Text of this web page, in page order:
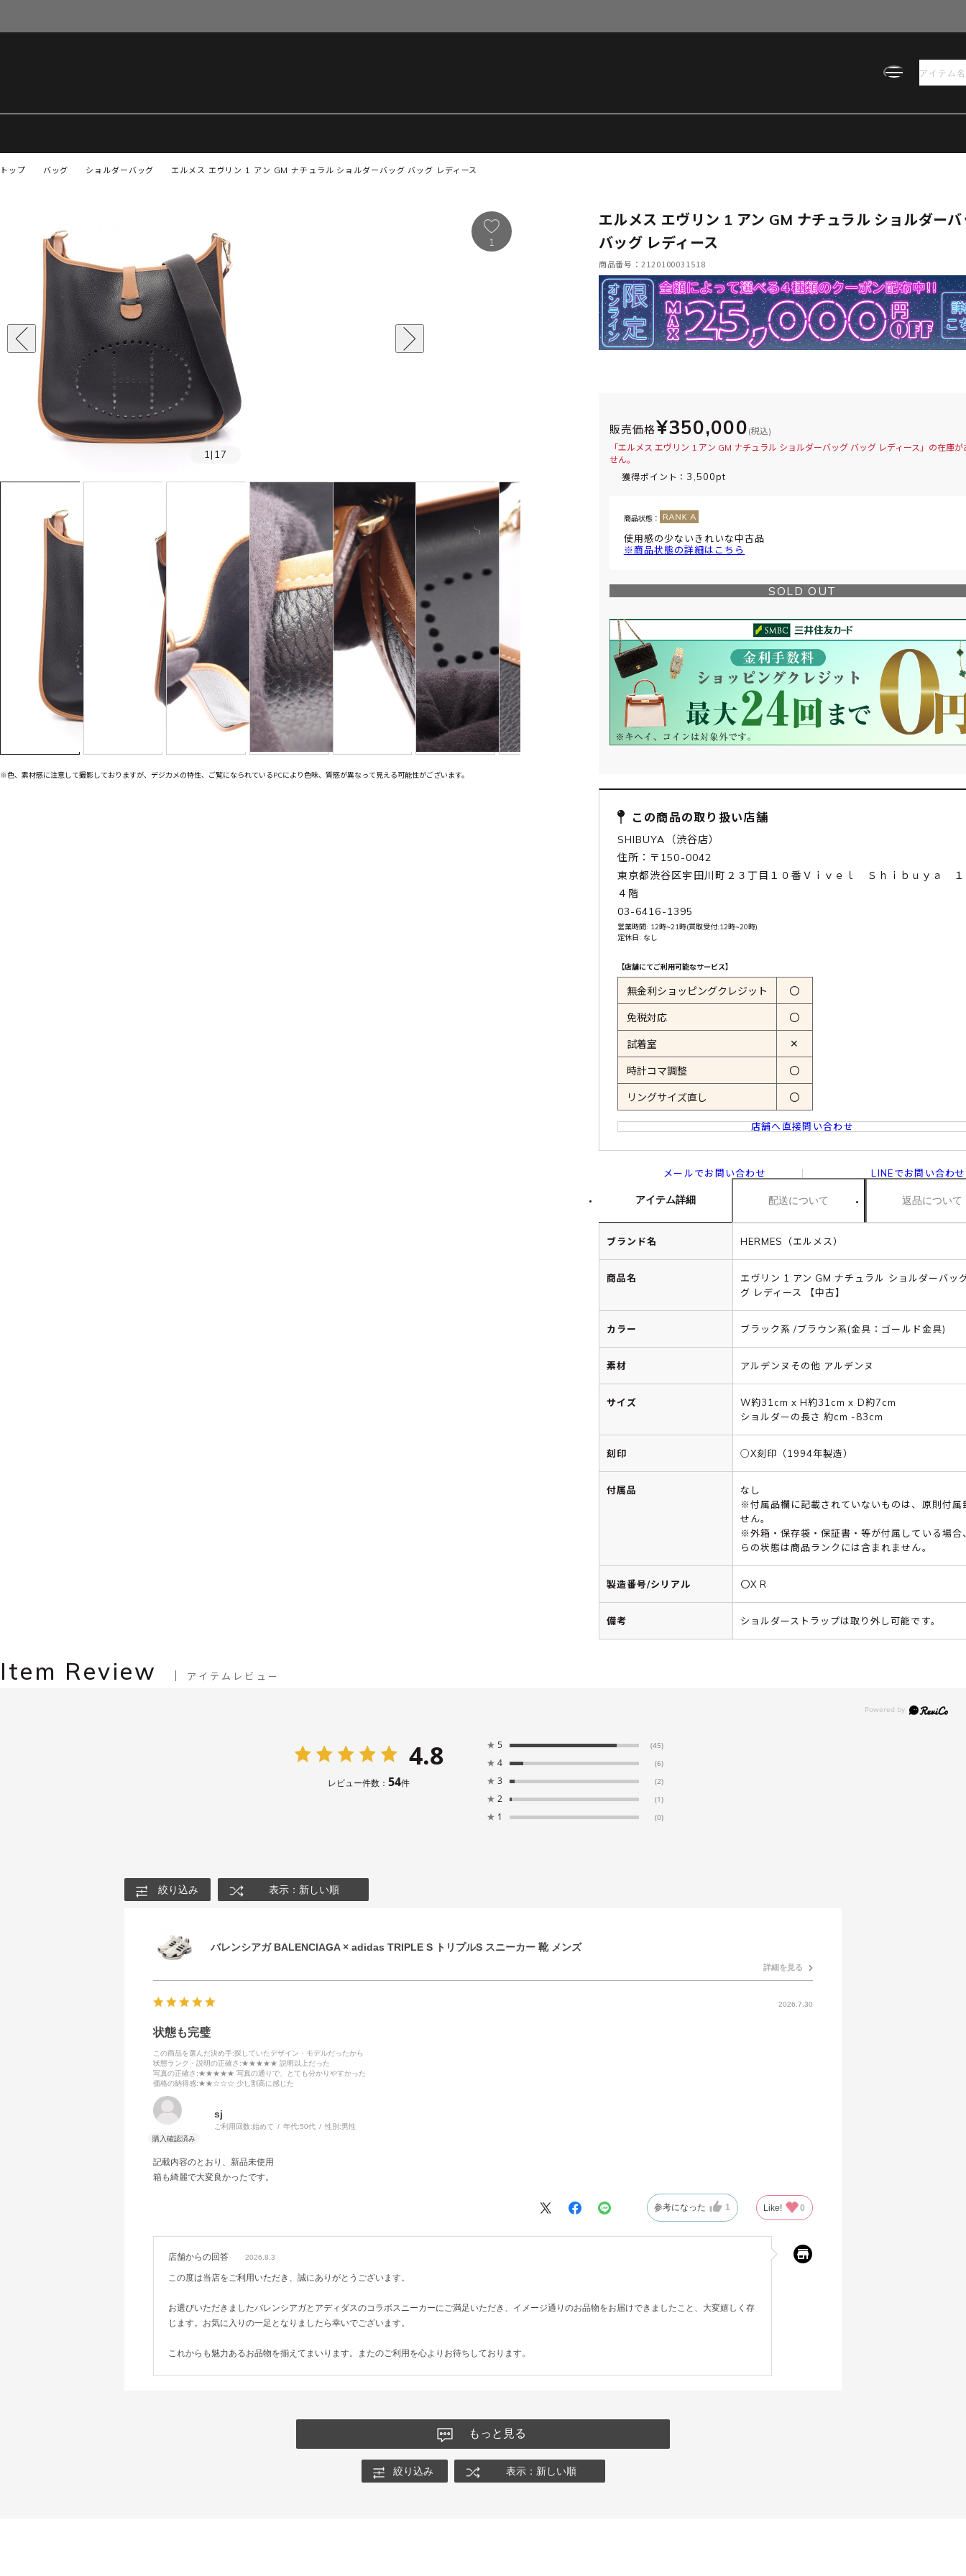
トップ エルメス エヴリン 1 アン GM ナチュラル ショルダーバッグ バッグ レディース
バッグ ショルダーバッグ
SOLD OUT
1| 17
1
※色、素材感に注意して撮影しておりますが、デジカメの特性、ご覧になられているPCにより色味、質感が異なって見える可能性がございます。
エルメス エヴリン 1 アン GM ナチュラル ショルダーバ
バッグ レディース
商品番号：2120100031518
販売価格¥350,000 (税込)
「エルメス エヴリン 1 アン GM ナチュラル ショルダーバッグ バッグ レディース」の在庫が
せん。
獲得ポイント： 3,500pt
商品状態：
使用感の少ないきれいな中古品
※商品状態の詳細はこちら
SOLD OUT
この商品の取り扱い店舗
SHIBUYA（渋谷店）
住所：〒150-0042
東京都渋谷区宇田川町２３丁目１０番Ｖｉｖｅｌ Ｓｈｉｂｕｙａ
４階
03-6416-1395
営業時間: 12時~21時(買取受付:12時~20時)
定休日: なし
【店舗にてご利用可能なサービス】
無金利ショッピングクレジット 〇
免税対応 〇
試着室 ✕
時計コマ調整 〇
リングサイズ直し 〇
店舗へ直接問い合わせ
メールでお問い合わせ LINEでお問い合わせ
アイテム詳細 配送について 返品について
ブランド名 HERMES（エルメス）
商品名
エヴリン 1 アン GM ナチュラル ショルダーバッ
グ レディース 【中古】
カラー ブラック系 /ブラウン系(金具：ゴールド金具)
素材 アルデンヌその他 アルデンヌ
サイズ
W約31cm x H約31cm x D約7cm
ショルダーの長さ 約cm -83cm
刻印 ○X刻印（1994年製造）
付属品
なし
※付属品欄に記載されていないものは、原則付属
せん。
※外箱・保存袋・保証書・等が付属している場合
らの状態は商品ランクには含まれません。
製造番号/シリアル 〇X R
備考 ショルダーストラップは取り外し可能です。
Item Review アイテムレビュー
4.8
レビュー件数： 54件
★ 5 (45)
★ 4 (6)
★ 3 (2)
★ 2 (1)
★ 1 (0)
絞り込み 表示：新しい順
バレンシアガ BALENCIAGA × adidas TRIPLE S トリプルS スニーカー 靴 メンズ
詳細を見る
2026.7.30
状態も完璧
この商品を選んだ決め手:探していたデザイン・モデルだったから
状態ランク・説明の正確さ :★★★★★ 説明以上だった
写真の正確さ :★★★★★ 写真の通りで、とても分かりやすかった
価格の納得感:★★☆☆☆ 少し割高に感じた
sj
ご利用回数:始めて 年代:50代 性別:男性
記載内容のとおり、新品未使用
箱も綺麗で大変良かったです。
参考になった 1 Like! 0
店舗からの回答 2026.8.3
この度は当店をご利用いただき、誠にありがとうございます。
お選びいただきましたバレンシアガとアディダスのコラボスニーカーにご満足いただき、イメージ通りのお品物をお届けできましたこと、大変嬉しく存
じます。お気に入りの一足となりましたら幸いでございます。
これからも魅力あるお品物を揃えてまいります。またのご利用を心よりお待ちしております。
もっと見る
絞り込み 表示：新しい順